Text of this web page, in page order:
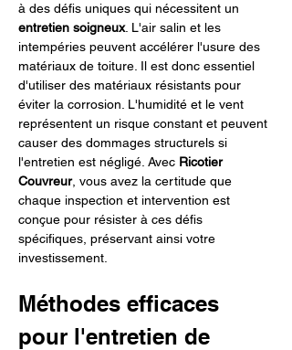
à des défis uniques qui nécessitent un
entretien soigneux. L'air salin et les
intempéries peuvent accélérer l'usure des
matériaux de toiture. Il est donc essentiel
d'utiliser des matériaux résistants pour
éviter la corrosion. L'humidité et le vent
représentent un risque constant et peuvent
causer des dommages structurels si
l'entretien est négligé. Avec Ricotier
Couvreur, vous avez la certitude que
chaque inspection et intervention est
conçue pour résister à ces défis
spécifiques, préservant ainsi votre
investissement.
Méthodes efficaces
pour l'entretien de